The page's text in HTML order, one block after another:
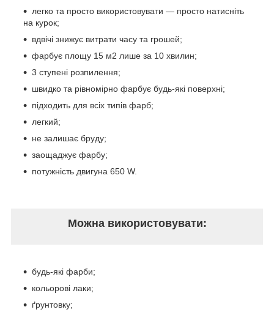
легко та просто використовувати — просто натисніть
на курок;
вдвічі знижує витрати часу та грошей;
фарбує площу 15 м2 лише за 10 хвилин;
3 ступені розпилення;
швидко та рівномірно фарбує будь-які поверхні;
підходить для всіх типів фарб;
легкий;
не залишає бруду;
заощаджує фарбу;
потужність двигуна 650 W.
Можна використовувати:
будь-які фарби;
кольорові лаки;
ґрунтовку;